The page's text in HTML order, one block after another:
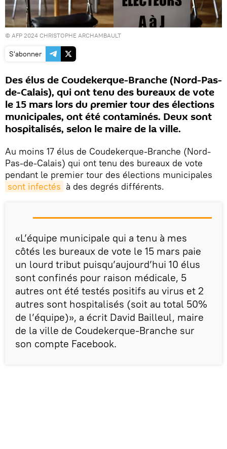
© AFP 2024 CHRISTOPHE ARCHAMBAULT
S'abonner
Des élus de Coudekerque-Branche (Nord-Pas-
de-Calais), qui ont tenu des bureaux de vote
le 15 mars lors du premier tour des élections
municipales, ont été contaminés. Deux sont
hospitalisés, selon le maire de la ville.
Au moins 17 élus de Coudekerque-Branche (Nord-
Pas-de-Calais) qui ont tenu des bureaux de vote
pendant le premier tour des élections municipales
sont infectés à des degrés différents.
«L’équipe municipale qui a tenu à mes
côtés les bureaux de vote le 15 mars paie
un lourd tribut puisqu’aujourd’hui 10 élus
sont confinés pour raison médicale, 5
autres ont été testés positifs au virus et 2
autres sont hospitalisés (soit au total 50%
de l’équipe)», a écrit David Bailleul, maire
de la ville de Coudekerque-Branche sur
son compte Facebook.